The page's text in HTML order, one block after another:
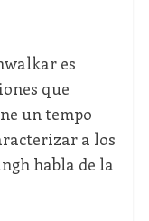
es
que
un tempo
a los
habla de la